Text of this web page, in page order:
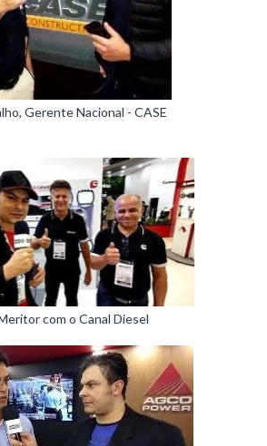
Gerente Nacional - CASE
com o Canal Diesel